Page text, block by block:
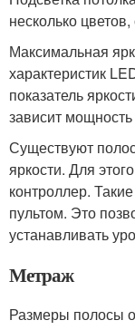
несколько
Максимальная
характеристик
показатель
зависит
Существуют
яркости. Для
контроллер.
пультом. Это
устанавливать
Метраж
Размеры полосы